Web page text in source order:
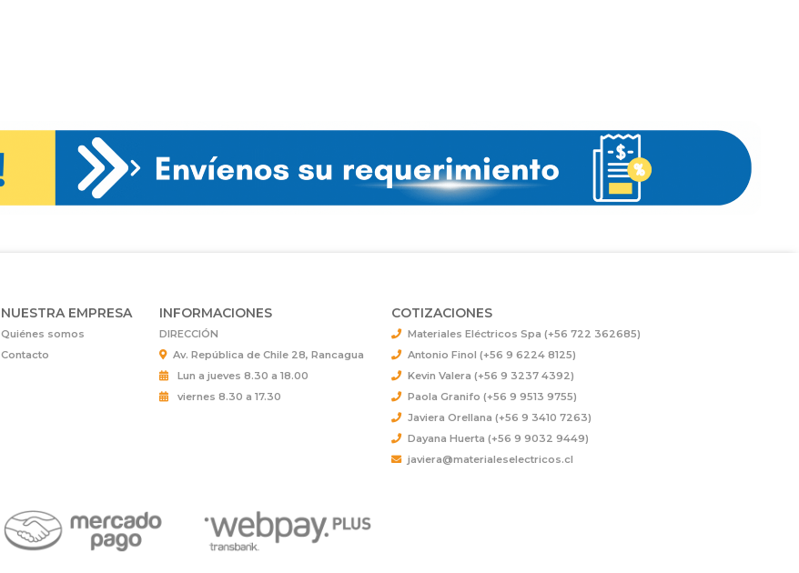
NUESTRA EMPRESA
Quiénes somos
Contacto
INFORMACIONES
DIRECCIÓN
Av. República de Chile 28, Rancagua
Lun a jueves 8.30 a 18.00
viernes 8.30 a 17.30
COTIZACIONES
Materiales Eléctricos Spa (+56 722 362685)
Antonio Finol (+56 9 6224 8125)
Kevin Valera (+56 9 3237 4392)
Paola Granifo (+56 9 9513 9755)
Javiera Orellana (+56 9 3410 7263)
Dayana Huerta (+56 9 9032 9449)
javiera@materialeselectricos.cl